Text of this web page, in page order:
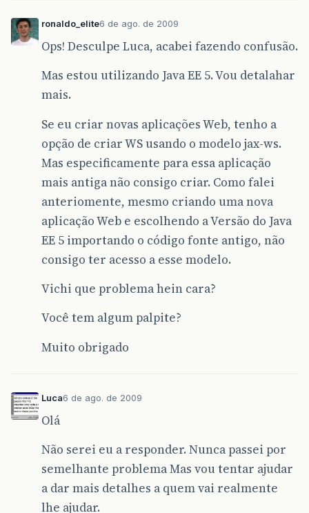
ronaldo_elite6 de ago. de 2009
Ops! Desculpe Luca, acabei fazendo confusão.
Mas estou utilizando Java EE 5. Vou detalahar
mais.
Se eu criar novas aplicações Web, tenho a
opção de criar WS usando o modelo jax-ws.
Mas especificamente para essa aplicação
mais antiga não consigo criar. Como falei
anteriomente, mesmo criando uma nova
aplicação Web e escolhendo a Versão do Java
EE 5 importando o código fonte antigo, não
consigo ter acesso a esse modelo.
Vichi que problema hein cara?
Você tem algum palpite?
Muito obrigado
Luca6 de ago. de 2009
Olá
Não serei eu a responder. Nunca passei por
semelhante problema Mas vou tentar ajudar
a dar mais detalhes a quem vai realmente
lhe ajudar.